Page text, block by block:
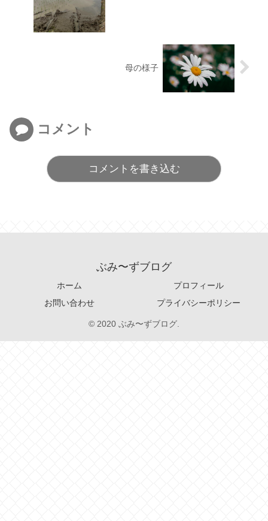
母の様子
コメント
コメントを書き込む
ぶみ〜ずブログ
ホーム
プロフィール
お問い合わせ
プライバシーポリシー
© 2020 ぶみ〜ずブログ.